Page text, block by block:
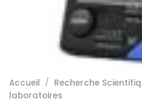
Accueil / Recherche
laboratoires